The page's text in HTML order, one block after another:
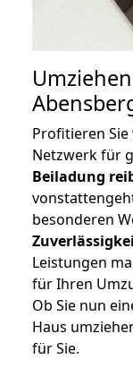
Profitieren
Netzwerk für
Beiladung
besonderen
Leistungen
für Ihren
Ob Sie nun
Haus
für Sie.